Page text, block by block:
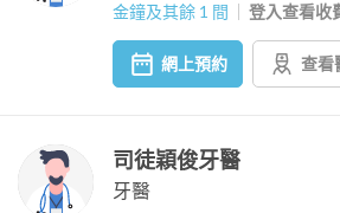
金鐘及其餘 1 間 登入查看收
網上預約 查看
司徒穎俊牙醫
牙醫